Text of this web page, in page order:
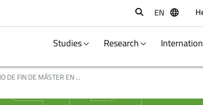
Buscar
EN
Studies Research
DE FIN DE MÁSTER EN ...